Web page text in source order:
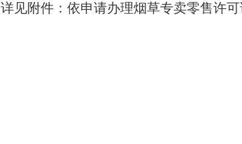
详见附件：依申请办理烟草专卖零售许